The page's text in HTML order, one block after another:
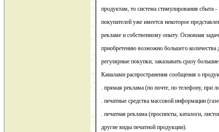
продуктам, то система стимулирования сбыта
покупателей уже имеется некоторое
рекламе и собственному опыту. Основная
приобретению возможно большего количества
регулярные покупки, заказывать сразу
Каналами распространения сообщения о
. прямая реклама (по почте, по телефону, при
. печатные средства массовой информации
. печатная реклама (проспекты, каталоги,
другие виды печатной продукции).